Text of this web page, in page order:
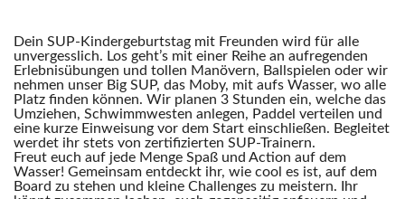
Dein SUP-Kindergeburtstag mit Freunden wird für alle
unvergesslich. Los geht’s mit einer Reihe an aufregenden
Erlebnisübungen und tollen Manövern, Ballspielen oder wir
nehmen unser Big SUP, das Moby, mit aufs Wasser, wo alle
Platz finden können. Wir planen 3 Stunden ein, welche das
Umziehen, Schwimmwesten anlegen, Paddel verteilen und
eine kurze Einweisung vor dem Start einschließen. Begleitet
werdet ihr stets von zertifizierten SUP-Trainern.
Freut euch auf jede Menge Spaß und Action auf dem
Wasser! Gemeinsam entdeckt ihr, wie cool es ist, auf dem
Board zu stehen und kleine Challenges zu meistern. Ihr